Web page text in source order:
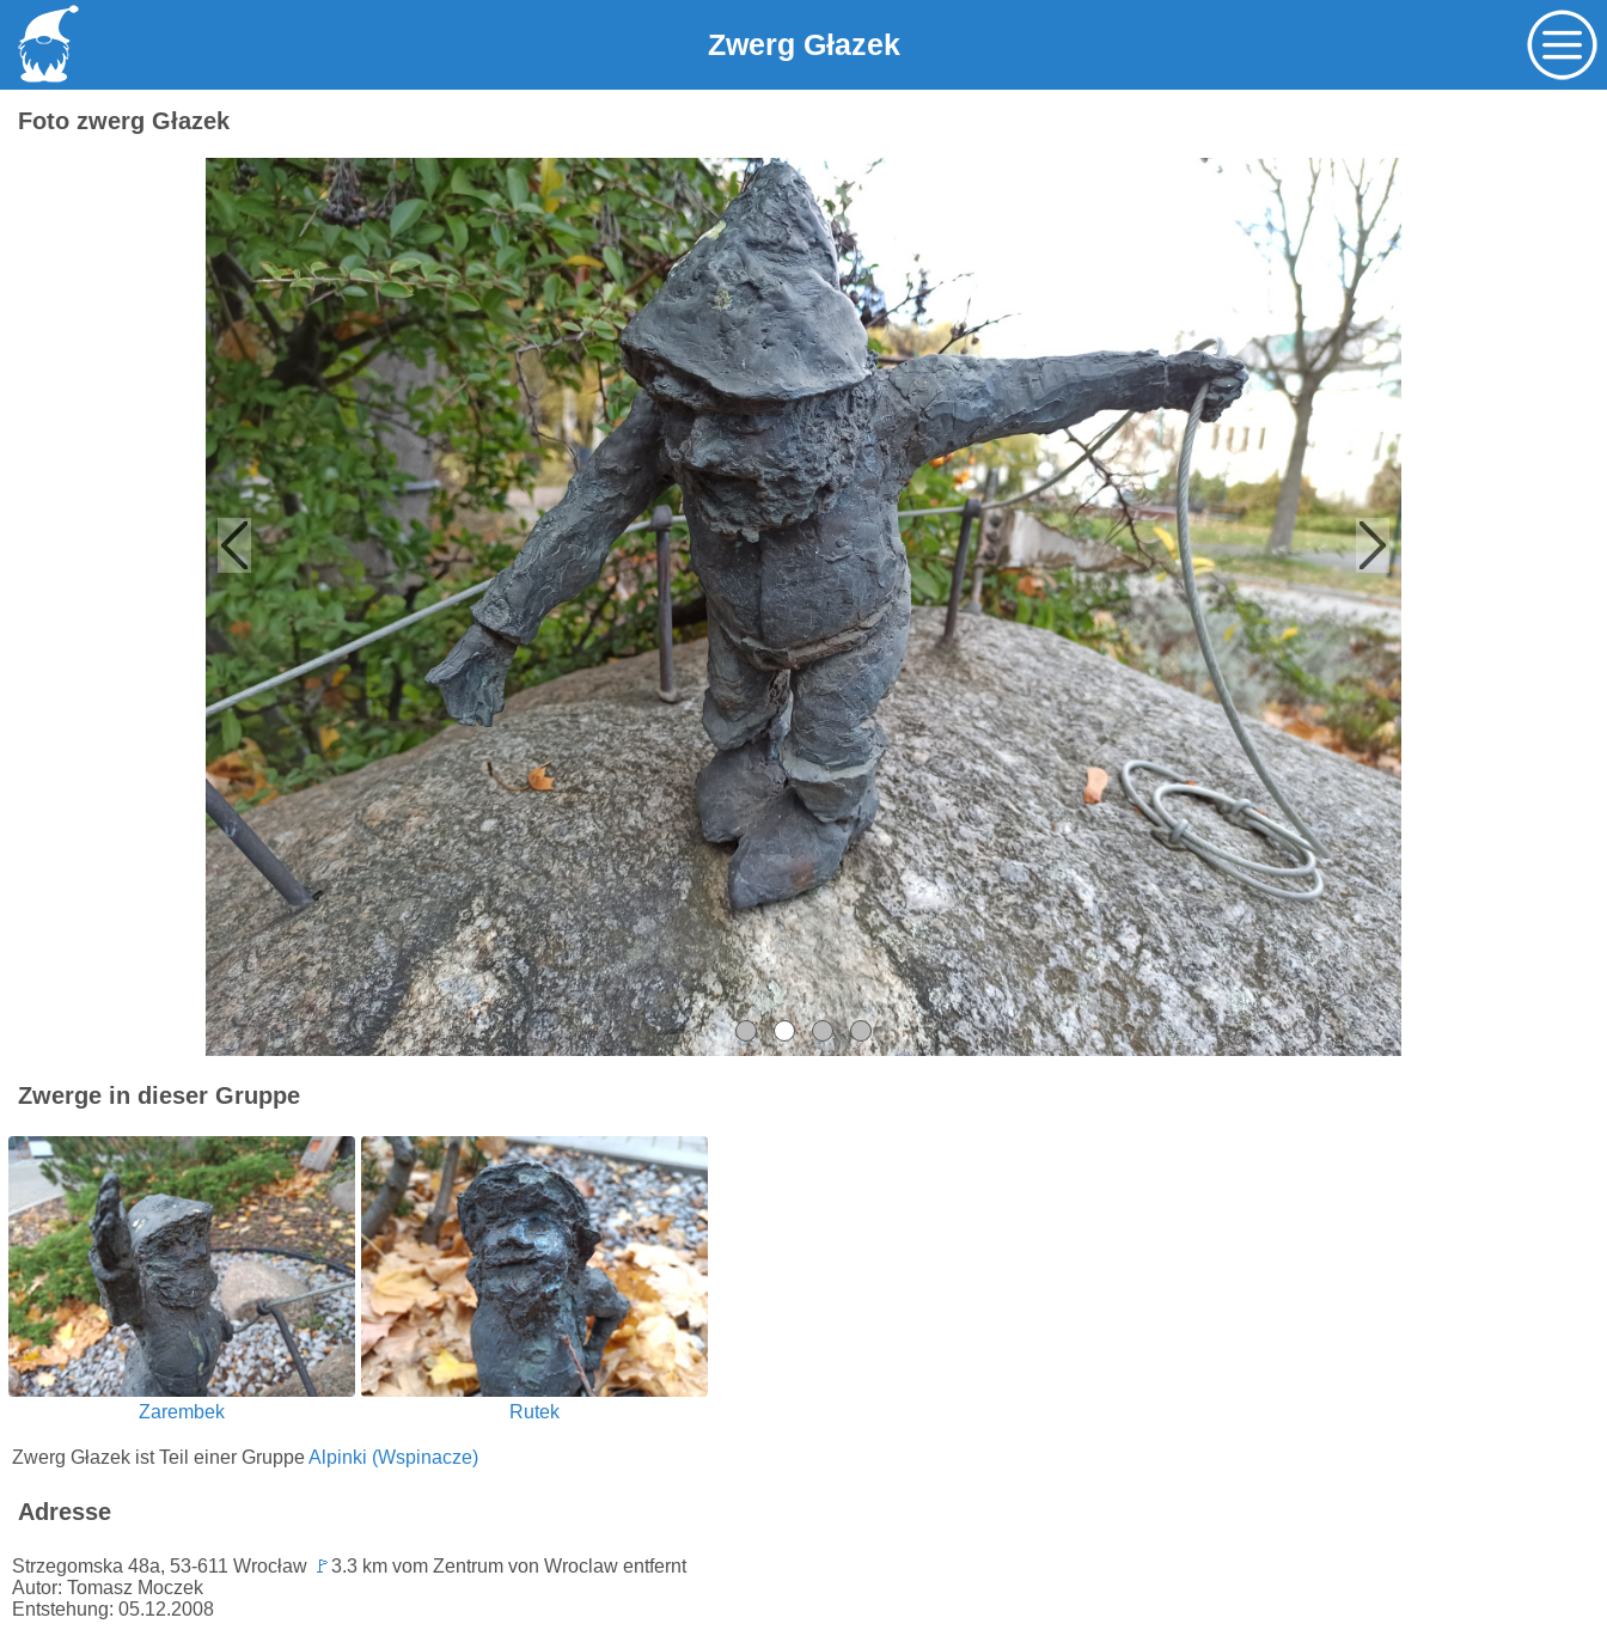
Zwerg Głazek
Foto zwerg Głazek
Zwerge in dieser Gruppe
Zarembek Rutek
Zwerg Głazek ist Teil einer GruppeAlpinki (Wspinacze)
Adresse
Strzegomska 48a, 53-611 Wrocław 🚩3.3 km vom Zentrum von Wroclaw entfernt
Autor: Tomasz Moczek
Entstehung: 05.12.2008